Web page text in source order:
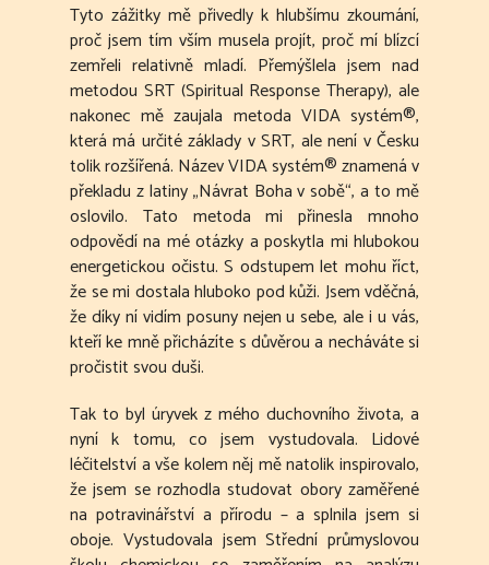
Tyto zážitky mě přivedly k hlubšímu zkoumání,
proč jsem tím vším musela projít, proč mí blízcí
zemřeli relativně mladí. Přemýšlela jsem nad
metodou SRT (Spiritual Response Therapy), ale
nakonec mě zaujala metoda VIDA systém®,
která má určité základy v SRT, ale není v Česku
tolik rozšířená. Název VIDA systém® znamená v
překladu z latiny „Návrat Boha v sobě“, a to mě
oslovilo. Tato metoda mi přinesla mnoho
odpovědí na mé otázky a poskytla mi hlubokou
energetickou očistu. S odstupem let mohu říct,
že se mi dostala hluboko pod kůži. Jsem vděčná,
že díky ní vidím posuny nejen u sebe, ale i u vás,
kteří ke mně přicházíte s důvěrou a necháváte si
pročistit svou duši.
Tak to byl úryvek z mého duchovního života, a
nyní k tomu, co jsem vystudovala. Lidové
léčitelství a vše kolem něj mě natolik inspirovalo,
že jsem se rozhodla studovat obory zaměřené
na potravinářství a přírodu – a splnila jsem si
oboje. Vystudovala jsem Střední průmyslovou